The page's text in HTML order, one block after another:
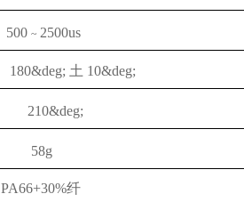
500 ~ 2500us
180&deg; 土 10&deg;
210&deg;
58g
PA66+30%纤